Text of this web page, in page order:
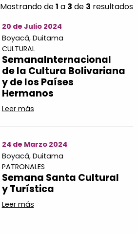
Mostrando de1 a 3 de 3 resultados
20 de Julio 2024
Boyacá, Duitama
CULTURAL
SemanaInternacional
de la Cultura Bolivariana
y de los Países
Hermanos
Leer más
24 de Marzo 2024
Boyacá, Duitama
PATRONALES
Semana Santa Cultural
y Turística
Leer más